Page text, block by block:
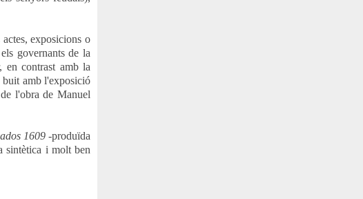
exposicions o
governants de la
en contrast amb la
buit amb l'exposició
l'obra de Manuel
1609-produïda
sintètica i molt ben